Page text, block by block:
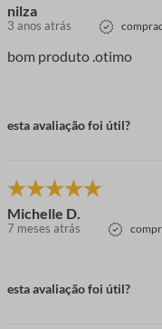
nilza
3 anos atrás
bom produto .otimo
esta avaliação foi útil?
Michelle D.
7 meses atrás
esta avaliação foi útil?